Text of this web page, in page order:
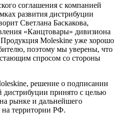
соглашения с компанией
развития дистрибуции
Светлана Баскакова,
«Канцтовары» дивизиона
Moleskine уже хорошо
поэтому мы уверены, что
спросом со стороны
решение о подписании
дистрибуции принято с целью
рынке и дальнейшего
на территории РФ.